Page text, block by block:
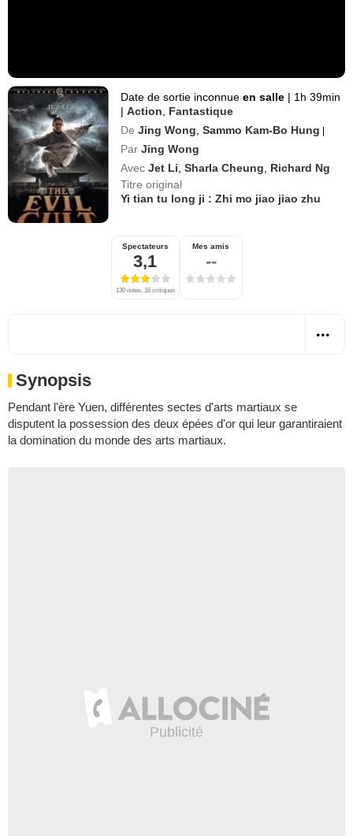
Date de sortie inconnueen salle | 1h 39min
| Action
Fantastique
De Jing Wong ,Sammo Kam-Bo Hung |
Par Jing Wong
Avec Jet Li ,Sharla Cheung
Richard Ng
Titre original
Yi tian tu long ji : Zhi mo jiao jiao zhu
Spectateurs
3,1
130 notes, 16 critiques
Mes amis
--
Synopsis
Pendant l'ère Yuen, différentes sectes d'arts martiaux se
disputent la possession des deux épées d'or qui leur garantiraient
la domination du monde des arts martiaux.